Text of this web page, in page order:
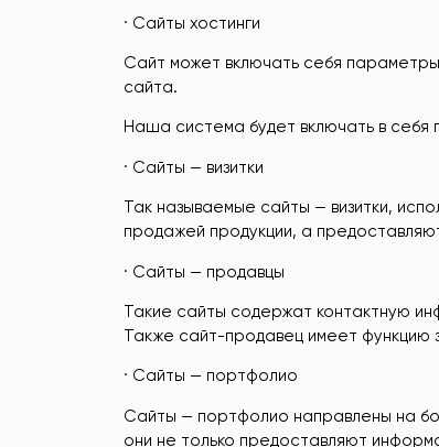
· Сайты хостинги
Сайт может включать себя параметры
сайта.
Наша система будет включать в себя
· Сайты — визитки
Так называемые сайты — визитки,
продажей продукции, а
· Сайты — продавцы
Такие сайты содержат контактную
Также сайт-продавец имеет функцию
· Сайты — портфолио
Сайты — портфолио направлены на
они не только предоставляют